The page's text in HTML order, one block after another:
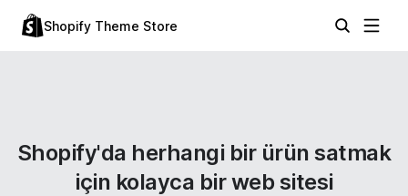
Shopify Theme Store
Shopify'da herhangi bir ürün satmak
için kolayca bir web sitesi